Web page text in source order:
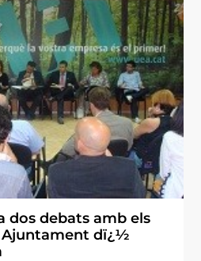
dos debats amb els
dï¿½